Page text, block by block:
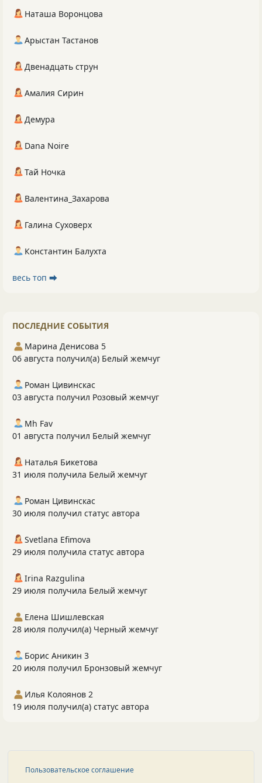
Наташа Воронцова
Арыстан Тастанов
Двенадцать струн
Амалия Сирин
Демура
Dana Noire
Тай Ночка
Валентина_Захарова
Галина Суховерх
Константин Балухта
весь топ ⮕
ПОСЛЕДНИЕ СОБЫТИЯ
Марина Денисова 5
06 августа получил(а) Белый жемчуг
Роман Цивинскас
03 августа получил Розовый жемчуг
Mh Fav
01 августа получил Белый жемчуг
Наталья Бикетова
31 июля получила Белый жемчуг
Роман Цивинскас
30 июля получил статус автора
Svetlana Efimova
29 июля получила статус автора
Irina Razgulina
29 июля получила Белый жемчуг
Елена Шишлевская
28 июля получил(а) Черный жемчуг
Борис Аникин 3
20 июля получил Бронзовый жемчуг
Илья Колоянов 2
19 июля получил(а) статус автора
Пользовательское соглашение